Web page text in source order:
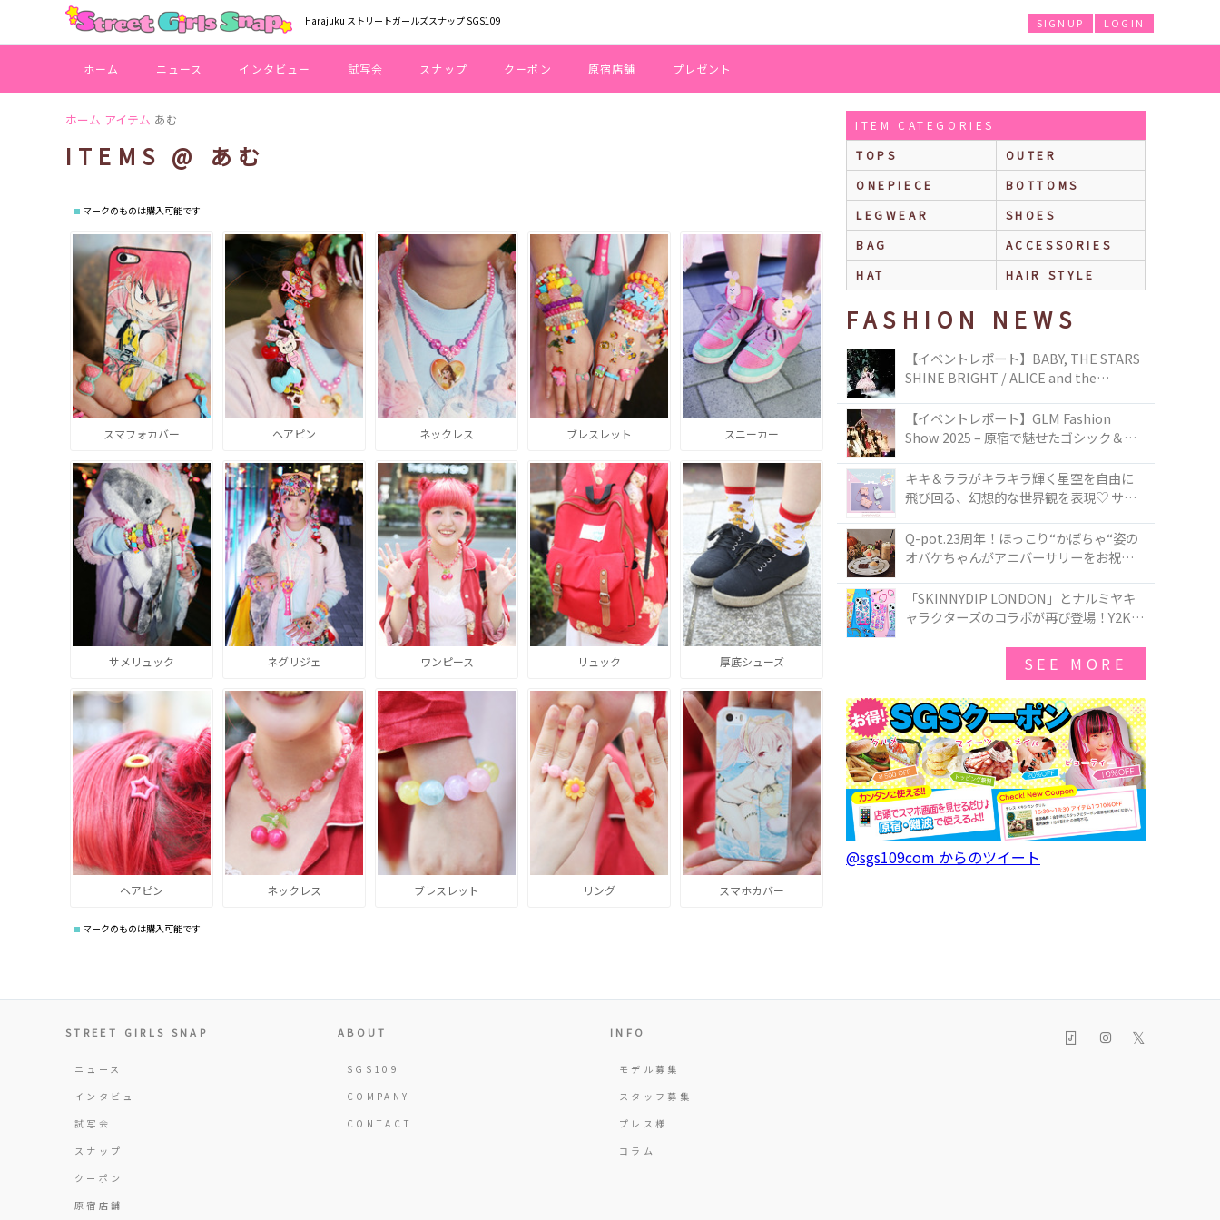
Harajuku ストリートガールズスナップ SGS109 LOGIN
SIGNUP
ホーム ニュース インタビュー 試写会 スナップ クーポン 原宿店舗 プレゼント
ホーム アイテム あむ
ITEMS @ あむ
マークのものは購入可能です
スマフォカバー ヘアピン ネックレス ブレスレット スニーカー
サメリュック ネグリジェ ワンピース リュック 厚底シューズ
ヘアピン ネックレス ブレスレット リング スマホカバー
マークのものは購入可能です
ITEM CATEGORIES
TOPS
OUTER
ONEPIECE
BOTTOMS
LEGWEAR
SHOES
BAG
ACCESSORIES
HAT
HAIR STYLE
FASHION NEWS
【イベントレポート】BABY, THE STARS
SHINE BRIGHT / ALICE and the
TOKYO
【イベントレポート】GLM Fashion
Show 2025 – 原宿で魅せたゴシック＆ロ
キキ＆ララがキラキラ輝く星空を自由に
飛び回る、幻想的な世界観を表現♡ サマ
50周年アニバーサリーイヤー』を記念し
たコレクションが登場
Q-pot.23周年！ほっこり“かぼちゃ“姿の
オバケちゃんがアニバーサリーをお祝い
ー」が新発売！Q-pot CAFE.では「かぼち
ゃのオバケーキプレート」も登場
「SKINNYDIP LONDON」とナルミヤキ
ャラクターズのコラボが再び登場！Y2Kム
SEE MORE
@sgs109com からのツイート
STREET GIRLS SNAP
ニュース
インタビュー
試写会
スナップ
クーポン
原宿店舗
ABOUT
SGS109
COMPANY
CONTACT
INFO
モデル募集
スタッフ募集
プレス様
コラム
𝕏